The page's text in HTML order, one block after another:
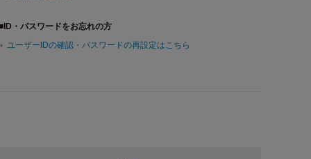
・パスワードをお忘れの方
ユーザーIDの確認・パスワードの再設定はこちら